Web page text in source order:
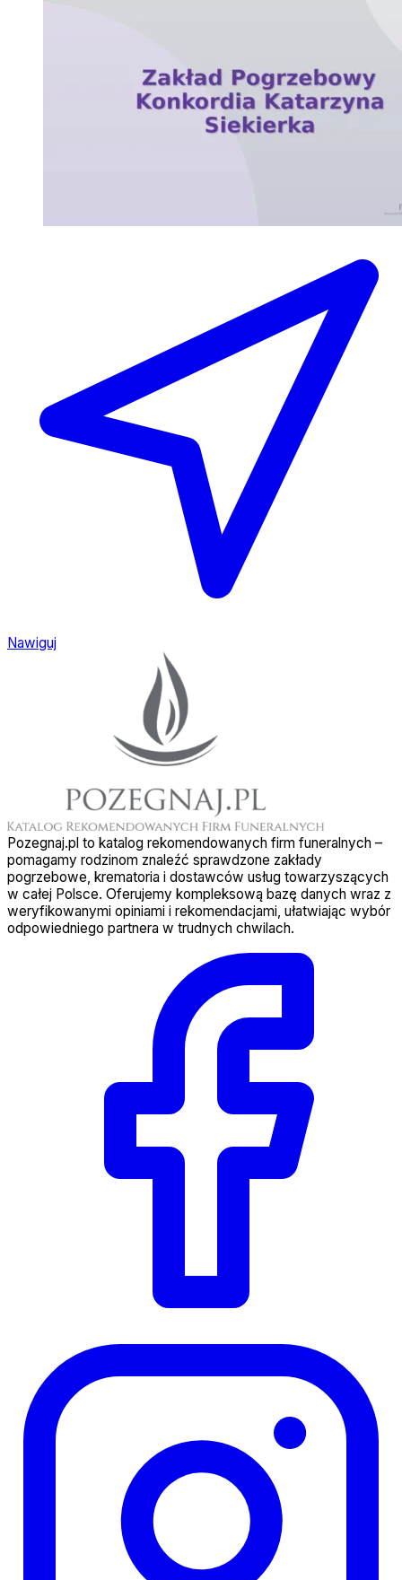
Nawiguj
Pozegnaj.pl to katalog rekomendowanych firm funeralnych –
pomagamy rodzinom znaleźć sprawdzone zakłady
pogrzebowe, krematoria i dostawców usług towarzyszących
w całej Polsce. Oferujemy kompleksową bazę danych wraz z
weryfikowanymi opiniami i rekomendacjami, ułatwiając wybór
odpowiedniego partnera w trudnych chwilach.